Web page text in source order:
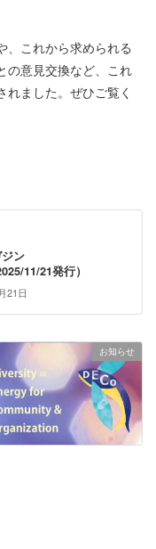
、これから求められる
の意見交換など、これ
ました。ぜひご覧く
ジン
11/21発行）
21日
お知らせ